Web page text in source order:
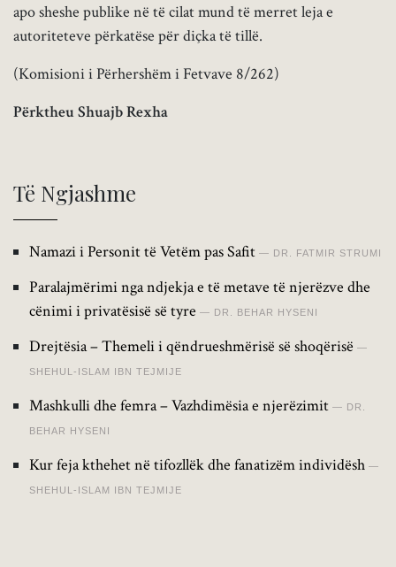
apo sheshe publike në të cilat mund të merret leja e
autoriteteve përkatëse për diçka të tillë.
(Komisioni i Përhershëm i Fetvave 8/262)
Përktheu Shuajb Rexha
Të Ngjashme
Namazi i Personit të Vetëm pas Safit DR. FATMIR STRUMI
Paralajmërimi nga ndjekja e të metave të njerëzve dhe
cënimi i privatësisë së tyre
DR. BEHAR HYSENI
Drejtësia – Themeli i qëndrueshmërisë së shoqërisë
SHEHUL-ISLAM IBN TEJMIJE
Mashkulli dhe femra – Vazhdimësia e njerëzimit DR.
BEHAR HYSENI
Kur feja kthehet në tifozllëk dhe fanatizëm individësh
SHEHUL-ISLAM IBN TEJMIJE